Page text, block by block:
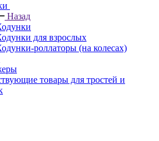
Назад
для взрослых
роллаторы (на колесах)
товары для тростей и